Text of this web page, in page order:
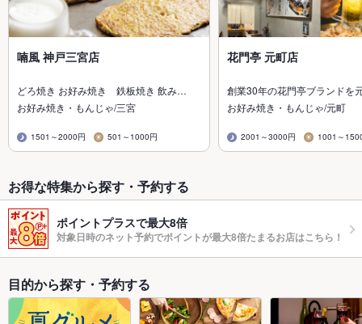
喃風 神戸三宮店
どろ焼き お好み焼き 鉄板焼き 飲み…
お好み焼き・もんじゃ/三宮
1501～2000円 501～1000円
花門亭 元町店
創業30年の花門亭ブランドを
お好み焼き・もんじゃ/元町
2001～3000円 1001～
お得な特集から探す・予約する
ポイントプラスで最大8倍
対象日時のネット予約でポイントが最大8倍たまるお店はこちら！
目的から探す・予約する